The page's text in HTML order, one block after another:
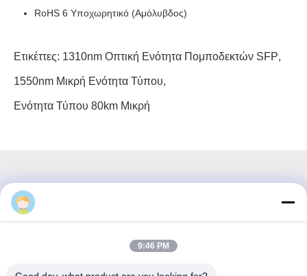
RoHS 6 Υποχωρητικό (αμόλυβδος)
Ετικέττες: 1310nm Οπτική Ενότητα Πομποδεκτών SFP,
1550nm Μικρή Ενότητα Τύπου,
Ενότητα Τύπου 80km Μικρή
3F, τετράγωνο #7, GS Park, Wuhe Blvd, Guanlan Longhua,
Ηλεκτρονικό ταχυδρομείο: fanny@opticking.com
9:46 PM